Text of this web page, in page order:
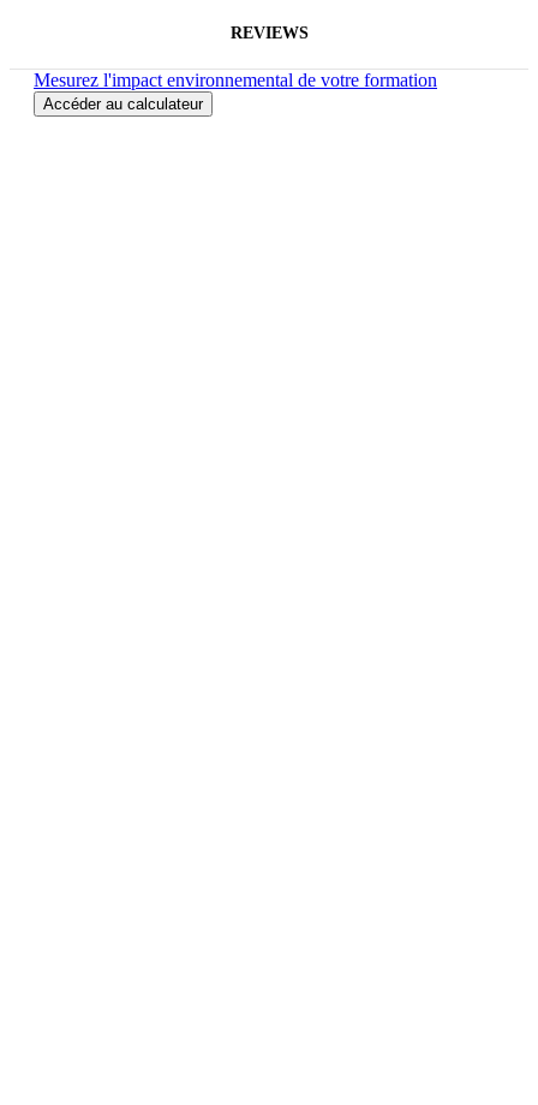
REVIEWS
Mesurez l'impact environnemental de votre formation
Accéder au calculateur